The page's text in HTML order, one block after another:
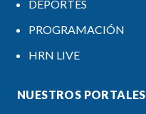
DEPORTES
PROGRAMACIÓN
HRN LIVE
NUESTROS PORTALES